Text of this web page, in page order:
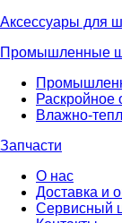
Аксессуары для
Промышленные
Раскройное
Влажно-
Запчасти
О нас
Доставка и
Сервисный